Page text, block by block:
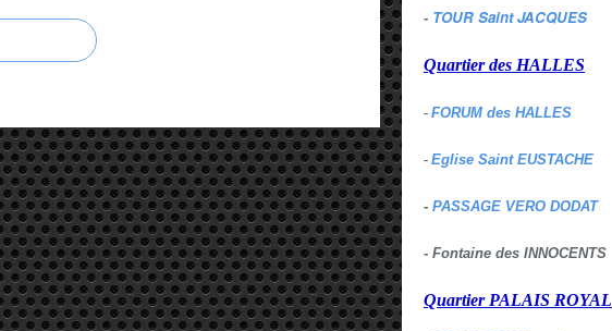
- TOUR Saint JACQUES
Quartier des HALLES
- FORUM des HALLES
- Eglise Saint EUSTACHE
- PASSAGE VERO DODAT
- Fontaine des INNOCENTS
Quartier PALAIS ROYAL